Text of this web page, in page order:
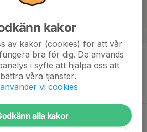
kakor
av kakor (cookies) för att vår
bra för dig. De används
i syfte att hjälpa oss att
våra tjänster.
vi cookies
alla kakor